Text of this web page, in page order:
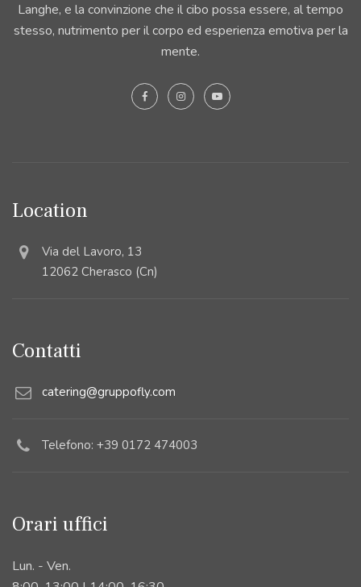
Langhe, e la convinzione che il cibo possa essere, al tempo
stesso, nutrimento per il corpo ed esperienza emotiva per la
mente.
Location
Via del Lavoro, 13
12062 Cherasco (Cn)
Contatti
catering@gruppofly.com
Telefono: +39 0172 474003
Orari uffici
Lun. - Ven.